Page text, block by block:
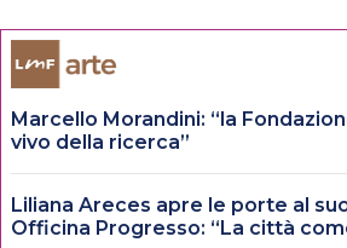
Marcello Morandini: “la
vivo della ricerca”
Liliana Areces apre le porte al
Officina Progresso: “La città